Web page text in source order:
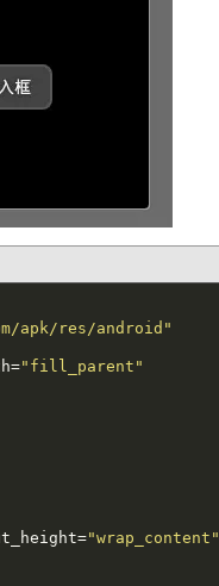
apk/res/android"
"fill_parent"
"wrap_content"